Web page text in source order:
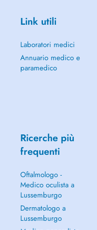
Link utili
Laboratori medici
Annuario medico e
paramedico
Ricerche più
frequenti
Oftalmologo -
Medico oculista a
Lussemburgo
Dermatologo a
Lussemburgo